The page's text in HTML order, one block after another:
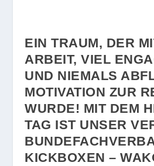
EIN TRAUM, DER
ARBEIT, VIEL
UND NIEMALS
MOTIVATION ZUR
WURDE! MIT DEM
TAG IST UNSER
KICKBOXEN –